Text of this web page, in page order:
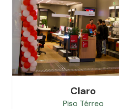
Claro
Piso Térreo